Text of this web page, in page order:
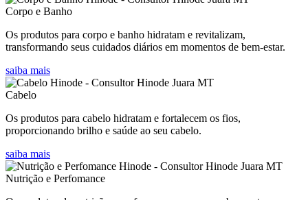
Corpo e Banho
Os produtos para corpo e banho hidratam e revitalizam,
transformando seus cuidados diários em momentos de bem-estar.
saiba mais
Cabelo
Os produtos para cabelo hidratam e fortalecem os fios,
proporcionando brilho e saúde ao seu cabelo.
saiba mais
Nutrição e Perfomance